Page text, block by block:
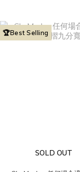
🏆Best Selling
SOLD OUT